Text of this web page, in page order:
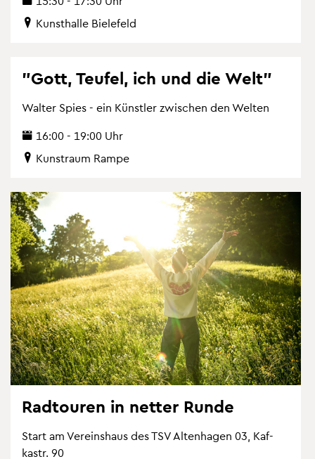
Kunst­hal­le Bie­le­feld
"Gott, Teu­fel, ich und die Welt"
Wal­ter Spies - ein Künst­ler zwi­schen den Wel­ten
16:00 - 19:00 Uhr
Kunst­raum Rampe
Rad­tou­ren in net­ter Runde
Start am Ver­eins­haus des TSV Al­ten­ha­gen 03, Kaf­
kastr. 90